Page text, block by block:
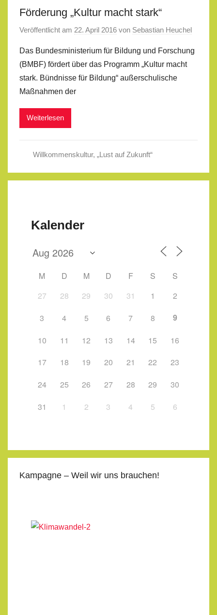
Förderung „Kultur macht stark“
Veröffentlicht am 22. April 2016 von Sebastian Heuchel
Das Bundesministerium für Bildung und Forschung
(BMBF) fördert über das Programm „Kultur macht
stark. Bündnisse für Bildung“ außerschulische
Maßnahmen der
Weiterlesen
Willkommenskultur, „Lust auf Zukunft“
Kalender
M D M D F S
S
27
28 29 30 31 1
2
3
4 5 6 7 8 9
10 11 12 13 14 15
16
17
18 19 20 21 22
23
24
25 26 27 28 29
30
31
1 2 3 4 5 6
Kampagne – Weil wir uns brauchen!